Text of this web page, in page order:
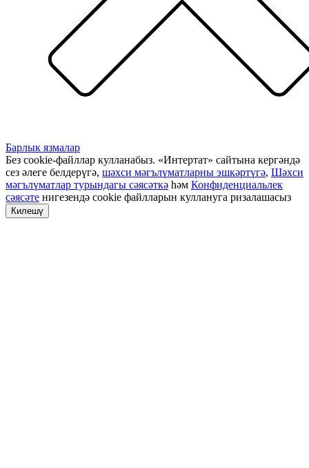
Барлык язмалар
Без cookie-файллар кулланабыз. «Интертат» сайтына кергәндә
сез әлеге белдерүгә, шәхси мәгълүматларны эшкәртүгә, Шәхси
мәгълүматлар турындагы сәясәткә һәм Конфиденциальлек
сәясәте нигезендә cookie файлларын куллануга ризалашасыз
Килешү